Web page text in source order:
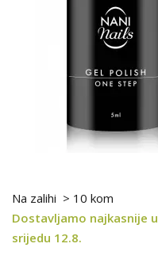
Na zalihi > 10 kom
Dostavljamo najkasnije u
srijedu 12.8.